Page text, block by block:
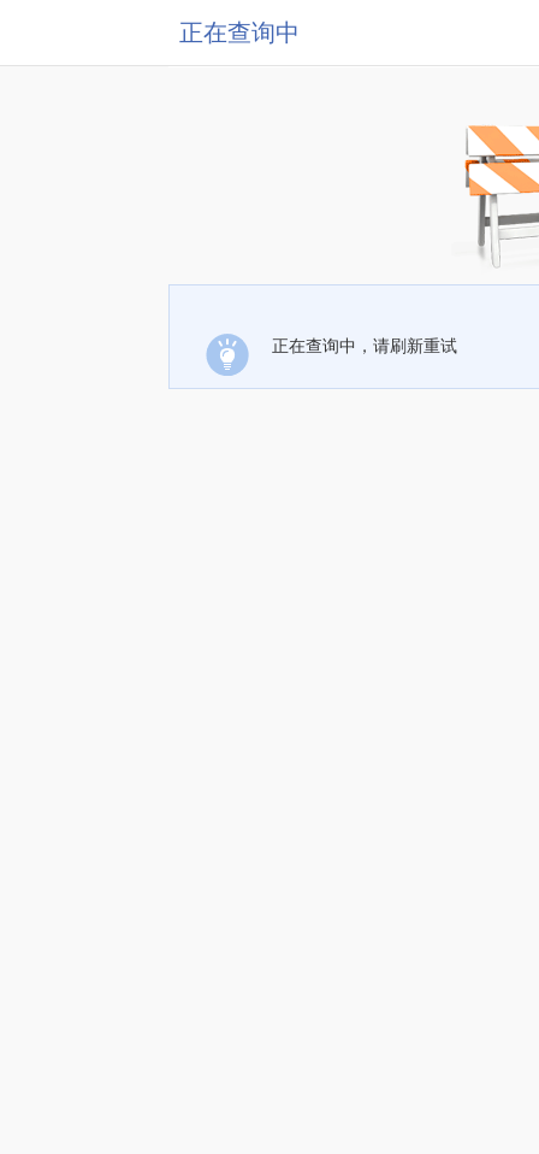
正在查询中
正在查询中，请刷新重试